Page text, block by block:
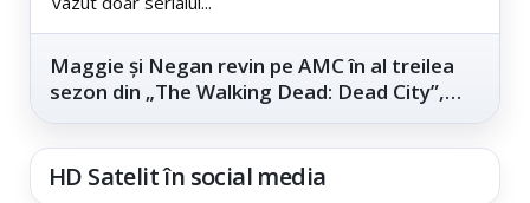
Maggie și Negan revin pe AMC în al treilea
sezon din „The Walking Dead: Dead City”,
HD Satelit în social media